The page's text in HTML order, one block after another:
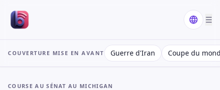
☰
COUVERTURE MISE EN AVANT Guerre d'Iran Coupe du
COURSE AU SÉNAT AU MICHIGAN